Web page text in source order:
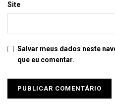
Site
Salvar meus dados neste
que eu comentar.